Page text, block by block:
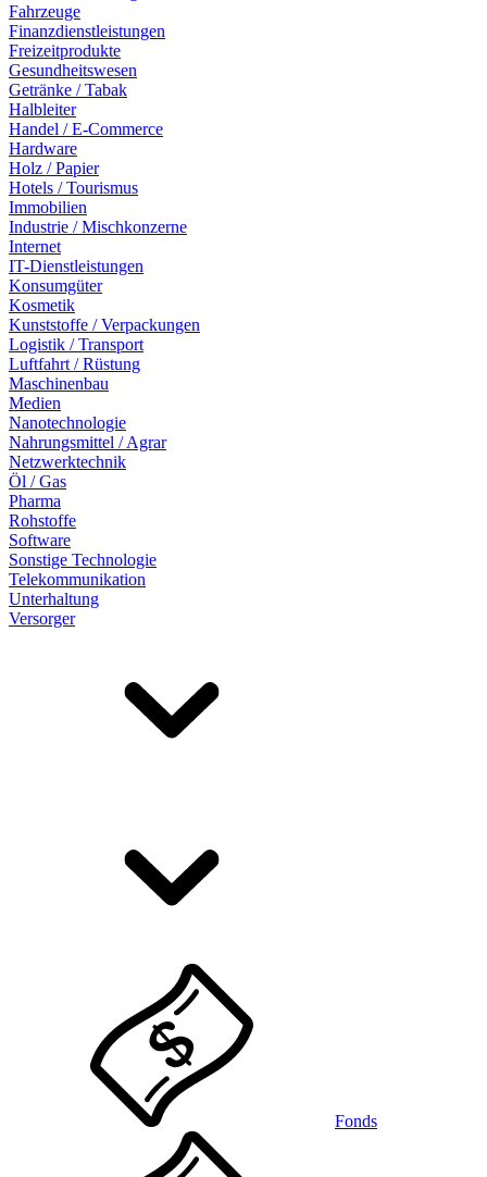
Fahrzeuge
Finanzdienstleistungen
Freizeitprodukte
Gesundheitswesen
Getränke / Tabak
Halbleiter
Handel / E-Commerce
Hardware
Holz / Papier
Hotels / Tourismus
Immobilien
Industrie / Mischkonzerne
Internet
IT-Dienstleistungen
Konsumgüter
Kosmetik
Kunststoffe / Verpackungen
Logistik / Transport
Luftfahrt / Rüstung
Maschinenbau
Medien
Nanotechnologie
Nahrungsmittel / Agrar
Netzwerktechnik
Öl / Gas
Pharma
Rohstoffe
Software
Sonstige Technologie
Telekommunikation
Unterhaltung
Versorger
Fonds